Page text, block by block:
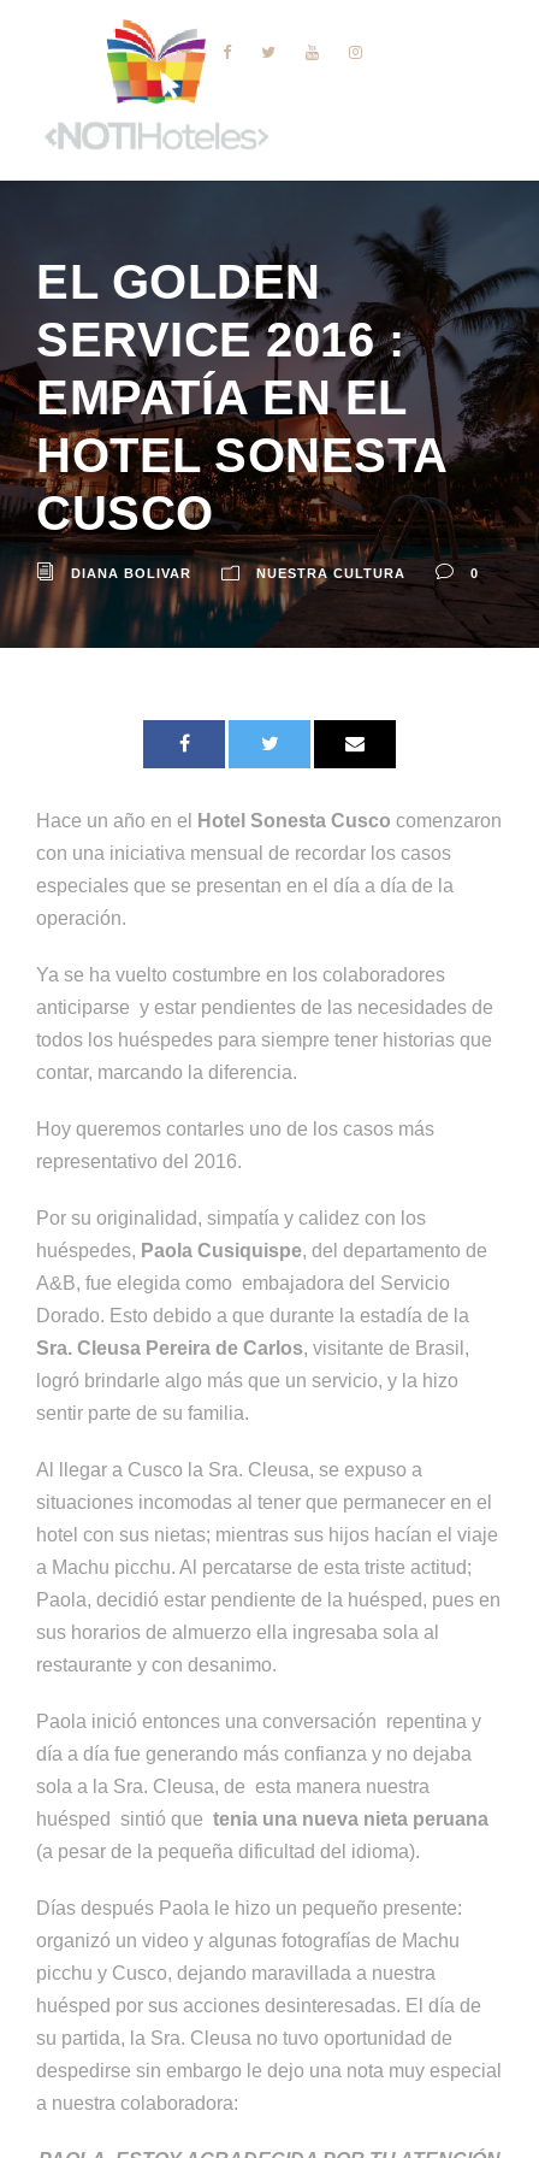
EL GOLDEN
SERVICE 2016 :
EMPATÍA EN EL
HOTEL SONESTA
CUSCO
DIANA BOLIVAR NUESTRA CULTURA 0
Hace un año en el Hotel Sonesta Cusco comenzaron
con una iniciativa mensual de recordar los casos
especiales que se presentan en el día a día de la
operación.
Ya se ha vuelto costumbre en los colaboradores
anticiparse y estar pendientes de las necesidades de
todos los huéspedes para siempre tener historias que
contar, marcando la diferencia.
Hoy queremos contarles uno de los casos más
representativo del 2016.
Por su originalidad, simpatía y calidez con los
huéspedes, Paola Cusiquispe, del departamento de
A&B, fue elegida como embajadora del Servicio
Dorado. Esto debido a que durante la estadía de la
Sra. Cleusa Pereira de Carlos, visitante de Brasil,
logró brindarle algo más que un servicio, y la hizo
sentir parte de su familia.
Al llegar a Cusco la Sra. Cleusa, se expuso a
situaciones incomodas al tener que permanecer en el
hotel con sus nietas; mientras sus hijos hacían el viaje
a Machu picchu. Al percatarse de esta triste actitud;
Paola, decidió estar pendiente de la huésped, pues en
sus horarios de almuerzo ella ingresaba sola al
restaurante y con desanimo.
Paola inició entonces una conversación repentina y
día a día fue generando más confianza y no dejaba
sola a la Sra. Cleusa, de esta manera nuestra
huésped sintió que tenia una nueva nieta peruana
(a pesar de la pequeña dificultad del idioma).
Días después Paola le hizo un pequeño presente:
organizó un video y algunas fotografías de Machu
picchu y Cusco, dejando maravillada a nuestra
huésped por sus acciones desinteresadas. El día de
su partida, la Sra. Cleusa no tuvo oportunidad de
despedirse sin embargo le dejo una nota muy especial
a nuestra colaboradora: